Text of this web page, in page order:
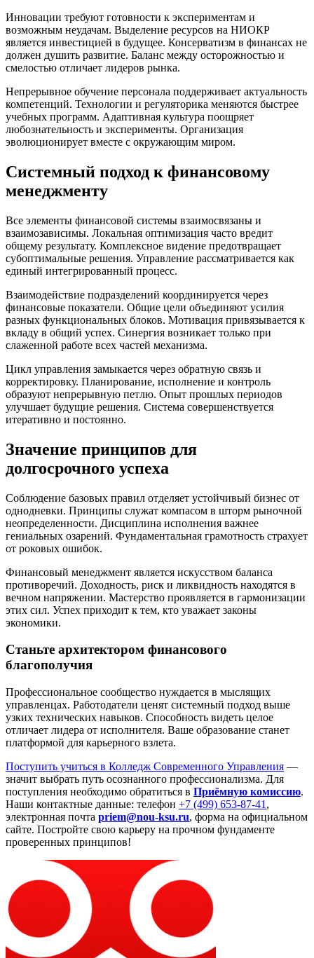
Инновации требуют готовности к экспериментам и
возможным неудачам. Выделение ресурсов на НИОКР
является инвестицией в будущее. Консерватизм в финансах не
должен душить развитие. Баланс между осторожностью и
смелостью отличает лидеров рынка.
Непрерывное обучение персонала поддерживает актуальность
компетенций. Технологии и регуляторика меняются быстрее
учебных программ. Адаптивная культура поощряет
любознательность и эксперименты. Организация
эволюционирует вместе с окружающим миром.
Системный подход к финансовому
менеджменту
Все элементы финансовой системы взаимосвязаны и
взаимозависимы. Локальная оптимизация часто вредит
общему результату. Комплексное видение предотвращает
субоптимальные решения. Управление рассматривается как
единый интегрированный процесс.
Взаимодействие подразделений координируется через
финансовые показатели. Общие цели объединяют усилия
разных функциональных блоков. Мотивация привязывается к
вкладу в общий успех. Синергия возникает только при
слаженной работе всех частей механизма.
Цикл управления замыкается через обратную связь и
корректировку. Планирование, исполнение и контроль
образуют непрерывную петлю. Опыт прошлых периодов
улучшает будущие решения. Система совершенствуется
итеративно и постоянно.
Значение принципов для
долгосрочного успеха
Соблюдение базовых правил отделяет устойчивый бизнес от
однодневки. Принципы служат компасом в шторм рыночной
неопределенности. Дисциплина исполнения важнее
гениальных озарений. Фундаментальная грамотность страхует
от роковых ошибок.
Финансовый менеджмент является искусством баланса
противоречий. Доходность, риск и ликвидность находятся в
вечном напряжении. Мастерство проявляется в гармонизации
этих сил. Успех приходит к тем, кто уважает законы
экономики.
Станьте архитектором финансового
благополучия
Профессиональное сообщество нуждается в мыслящих
управленцах. Работодатели ценят системный подход выше
узких технических навыков. Способность видеть целое
отличает лидера от исполнителя. Ваше образование станет
платформой для карьерного взлета.
Поступить учиться в Колледж Современного Управления —
значит выбрать путь осознанного профессионализма. Для
поступления необходимо обратиться в Приёмную комиссию.
Наши контактные данные: телефон +7 (499) 653-87-41 ,
электронная почта priem@nou-ksu.ru, форма на официальном
сайте. Постройте свою карьеру на прочном фундаменте
проверенных принципов!